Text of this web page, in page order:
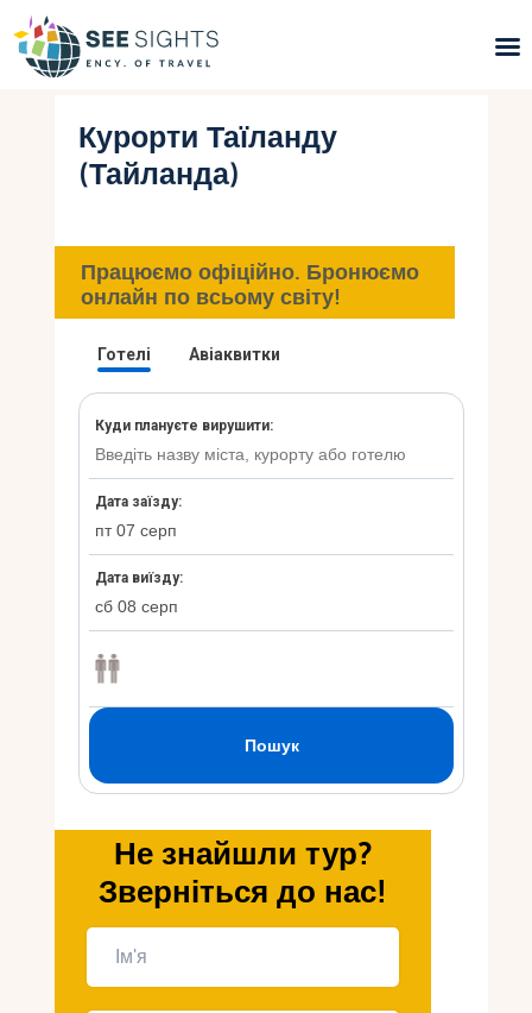
Пошук турів
Гарячі тури
Типи Турів
Країни
Контакти
Курорти Таїланду
(Тайланда)
Працюємо офіційно. Бронюємо
онлайн по всьому світу!
Не знайшли тур?
Зверніться до нас!